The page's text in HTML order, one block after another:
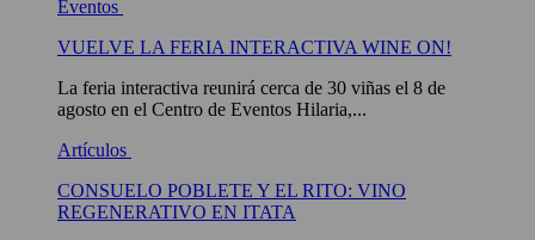
Eventos
VUELVE LA FERIA INTERACTIVA WINE ON!
La feria interactiva reunirá cerca de 30 viñas el 8 de
agosto en el Centro de Eventos Hilaria,...
Artículos
CONSUELO POBLETE Y EL RITO: VINO
REGENERATIVO EN ITATA